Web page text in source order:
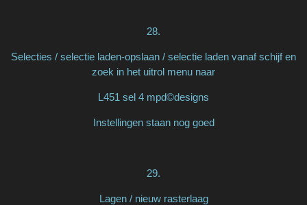
28.
Selecties / selectie laden-opslaan / selectie laden vanaf schijf en
zoek in het uitrol menu naar
L451 sel 4 mpd©designs
Instellingen staan nog goed
29.
Lagen / nieuw rasterlaag